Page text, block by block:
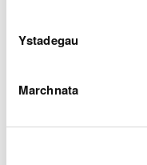
Ystadegau
Marchnata
Afan Boat